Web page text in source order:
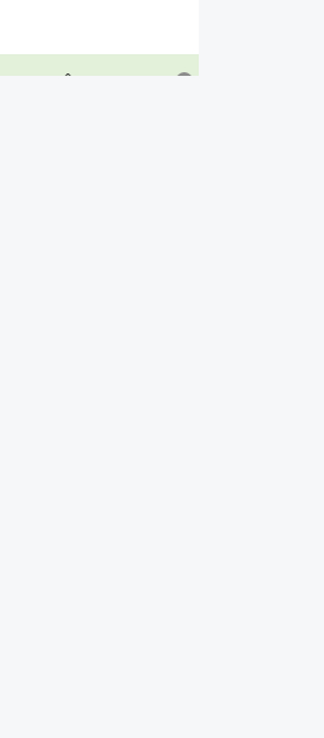
CHƯƠNG VII. PHƯƠNG PHÁP TỌA ĐỘ TRONG MẶT PHẲNG